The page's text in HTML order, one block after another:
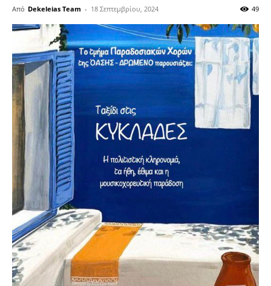
Από Dekeleias Team - 18 Σεπτεμβρίου, 2024 49